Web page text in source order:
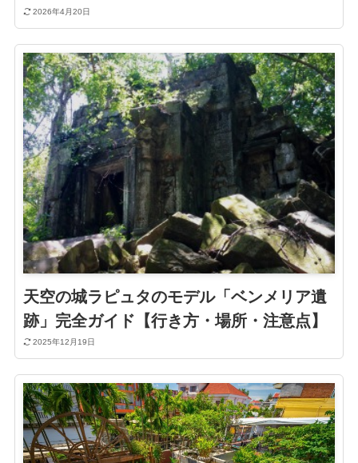
2026年4月20日
天空の城ラピュタのモデル「ベンメリア遺
跡」完全ガイド【行き方・場所・注意点】
2025年12月19日